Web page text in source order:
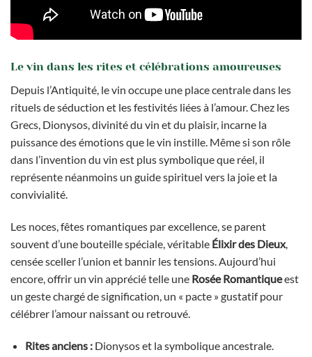
Le vin dans les rites et célébrations amoureuses
Depuis l’Antiquité, le vin occupe une place centrale dans les
rituels de séduction et les festivités liées à l’amour. Chez les
Grecs, Dionysos, divinité du vin et du plaisir, incarne la
puissance des émotions que le vin instille. Même si son rôle
dans l’invention du vin est plus symbolique que réel, il
représente néanmoins un guide spirituel vers la joie et la
convivialité.
Les noces, fêtes romantiques par excellence, se parent
souvent d’une bouteille spéciale, véritable Élixir des Dieux,
censée sceller l’union et bannir les tensions. Aujourd’hui
encore, offrir un vin apprécié telle une Rosée Romantiqueest
un geste chargé de signification, un « pacte » gustatif pour
célébrer l’amour naissant ou retrouvé.
Rites anciens :Dionysos et la symbolique ancestrale.